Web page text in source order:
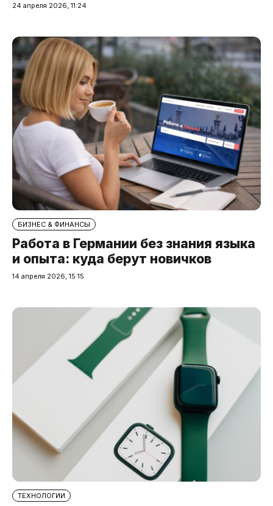
24 апреля 2026, 11:24
БИЗНЕС & ФИНАНСЫ
Работа в Германии без знания языка
и опыта: куда берут новичков
14 апреля 2026, 15:15
ТЕХНОЛОГИИ